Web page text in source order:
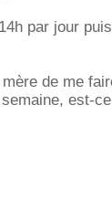
par jour
de me
est-